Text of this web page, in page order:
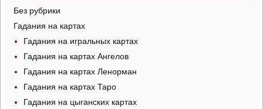
Без рубрики
Гадания на картах
Гадания на игральных картах
Гадания на картах Ангелов
Гадания на картах Ленорман
Гадания на картах Таро
Гадания на цыганских картах